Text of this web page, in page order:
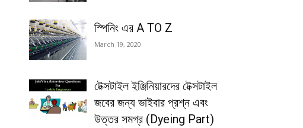
স্পিনিং এর A TO Z
March 19, 2020
টেক্সটাইল ইঞ্জিনিয়ারদের টেক্সটাইল
জবের জন্য ভাইবার প্রশ্ন এবং
উত্তর সমগ্র (Dyeing Part)